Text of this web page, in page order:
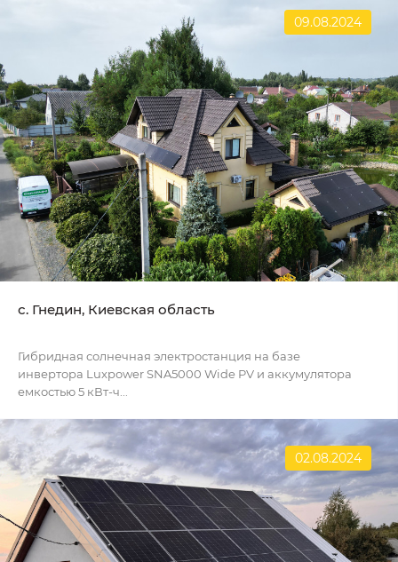
09.08.2024
с. Гнедин, Киевская область
Гибридная солнечная электростанция на базе
инвертора Luxpower SNA5000 Wide PV и аккумулятора
емкостью 5 кВт-ч...
02.08.2024